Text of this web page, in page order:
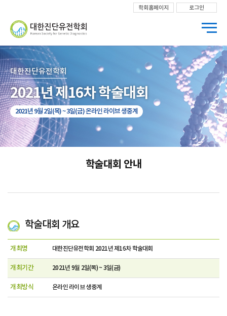
학회홈페이지 로그인
대한진단유전학회
2021년 제16차 학술대회 ​
2021년 9월2일(목) ~3일(금)온라인 라이브 생중계
학술대회 안내
학술대회 개요
개최명 대한진단유전학회 2021년 제16차 학술대회
개최기간 2021년 9월 2일(목) ~ 3일(금)
개최방식 온라인 라이브 생중계